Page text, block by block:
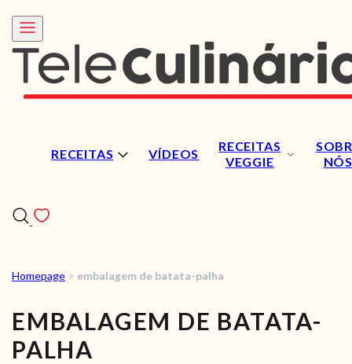
RECEITAS VÍDEOS
RECEITAS
VEGGIE
NÓS
RECEITAS
VÍDEOS
Homepage > embalagem de batata-palha
EMBALAGEM DE BATATA-
PALHA